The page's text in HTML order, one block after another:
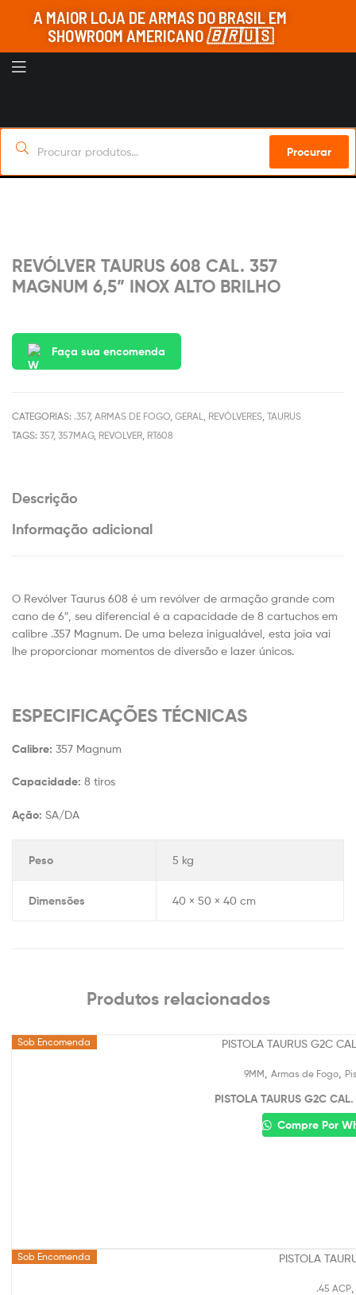
A MAIOR LOJA DE ARMAS DO BRASIL EM
SHOWROOM AMERICANO🇧🇷🇺🇸
Procurar
REVÓLVER TAURUS 608 CAL. 357
MAGNUM 6,5” INOX ALTO BRILHO
Faça sua encomenda
CATEGORIAS: .357, ARMAS DE FOGO GERAL REVÓLVERES TAURUS
TAGS: 357, 357MAG, REVOLVER RT608
Descrição
Informação adicional
O Revólver Taurus 608 é um revólver de armação grande com
cano de 6″, seu diferencial é a capacidade de 8 cartuchos em
calibre .357 Magnum. De uma beleza inigualável, esta joia vai
lhe proporcionar momentos de diversão e lazer únicos.
ESPECIFICAÇÕES TÉCNICAS
Calibre: 357 Magnum
Capacidade: 8 tiros
Ação: SA/DA
Peso 5 kg
Dimensões 40 × 50 × 40 cm
Produtos relacionados
Sob Encomenda
9MM Armas de Fogo,
PISTOLA TAURUS G2C
Compre Por
Sob Encomenda
.45 ACP